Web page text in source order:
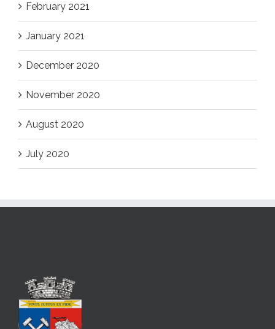
February 2021
January 2021
December 2020
November 2020
August 2020
July 2020